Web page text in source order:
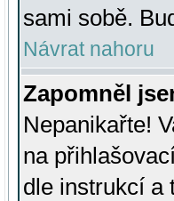
sami sobě.
Návrat nahoru
Zapomněl
Nepanikařte!
na
dle instrukcí a